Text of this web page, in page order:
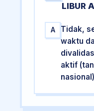
LIBUR
A
Tidak,
waktu
aktif